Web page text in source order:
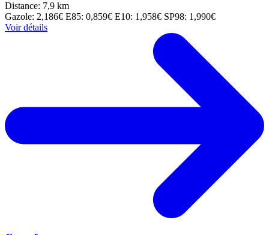
Distance: 7,9 km
Gazole: 2,186€ E85: 0,859€ E10: 1,958€ SP98: 1,990€
Voir détails